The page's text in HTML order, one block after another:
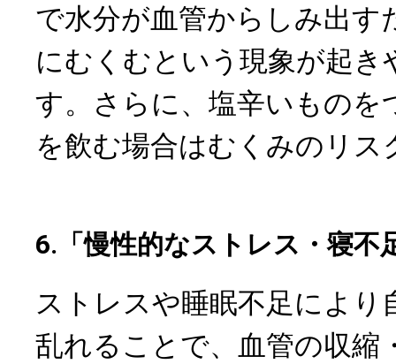
で水分が血管からしみ出す
にむくむという現象が起
す。さらに、塩辛いものを
を飲む場合はむくみのリス
6.「慢性的なストレス・寝不
ストレスや睡眠不足により
乱れることで、血管の収縮